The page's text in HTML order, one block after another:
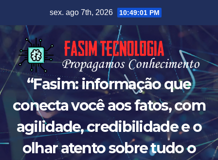
sex. ago 7th, 2026 10:49:03 PM
“Fasim: informação que
conecta você aos fatos, com
agilidade, credibilidade e o
olhar atento sobre tudo o